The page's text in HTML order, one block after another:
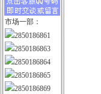
市场一部：
2850186861
2850186863
2850186864
2850186865
2850186869